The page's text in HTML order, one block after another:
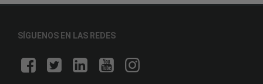
SÍGUENOS EN LAS REDES